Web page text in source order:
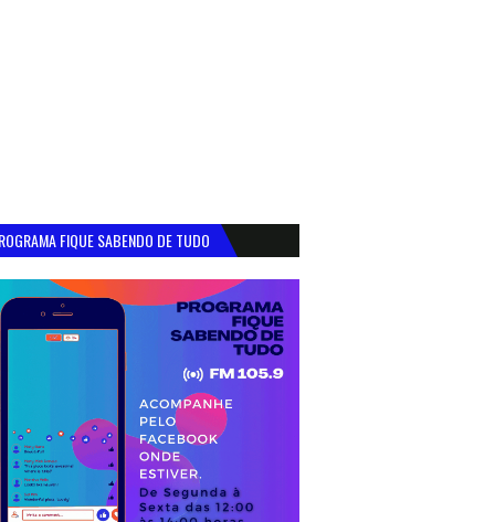
FIQUE SABENDO DE TUDO